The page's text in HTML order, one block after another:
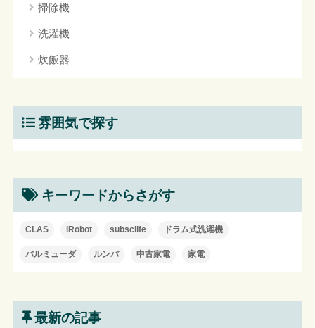
掃除機
洗濯機
炊飯器
雰囲気で探す
キーワードからさがす
CLAS iRobot subsclife ドラム式洗濯機
バルミューダ ルンバ 中古家電 家電
最新の記事